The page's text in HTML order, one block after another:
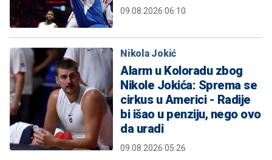
09.08.2026 06:10
Nikola Jokić
Alarm u Koloradu zbog
Nikole Jokića: Sprema se
cirkus u Americi - Radije
bi išao u penziju, nego ovo
da uradi
09.08.2026 05:26